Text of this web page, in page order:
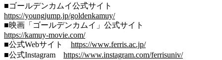
■ゴールデンカムイ公式サイト
https://youngjump.jp/goldenkamuy/
■映画「ゴールデンカムイ」公式サイト
https://kamuy-movie.com/
■公式Webサイト https://www.ferris.ac.jp/
■公式Instagram https://www.instagram.com/ferrisuniv/